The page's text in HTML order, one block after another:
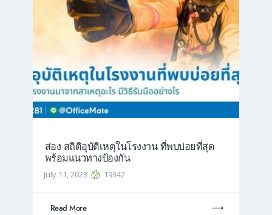
ส่อง สถิติอุบัติเหตุในโรงงาน ที่พบบ่อยที่สุด
พร้อมแนวทางป้องกัน
July 11, 2023 19342
Read More